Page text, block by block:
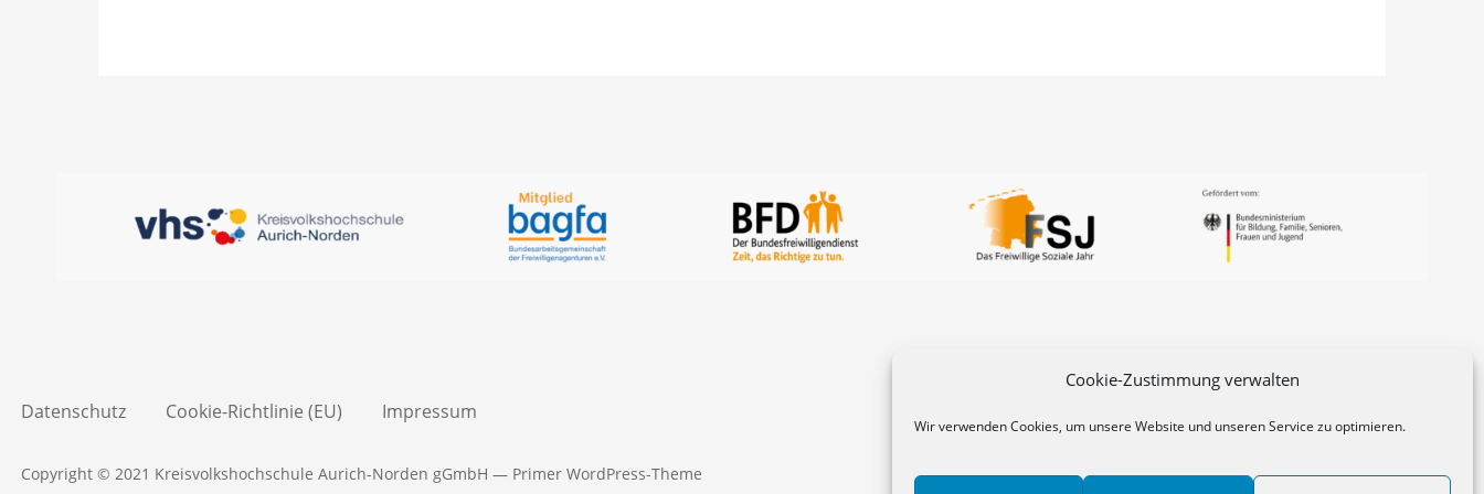
Cookie-Zustimmung verwalten
Wir verwenden Cookies, um unsere Website und unseren Service zu optimieren.
Datenschutz Cookie-Richtlinie (EU) Impressum
Copyright © 2021 Kreisvolkshochschule Aurich-Norden gGmbH — Primer WordPress-Theme